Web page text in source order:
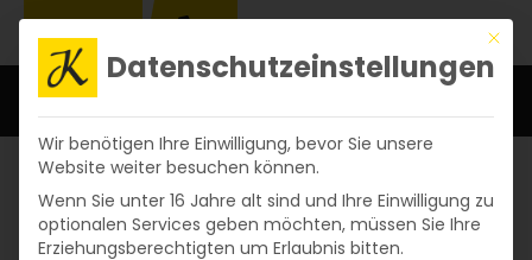
Mit
Datenschutzeinstellungen
Wir benötigen Ihre Einwilligung, bevor Sie unsere
Website weiter besuchen können.
Wenn Sie unter 16 Jahre alt sind und Ihre Einwilligung zu
optionalen Services geben möchten, müssen Sie Ihre
Erziehungsberechtigten um Erlaubnis bitten.